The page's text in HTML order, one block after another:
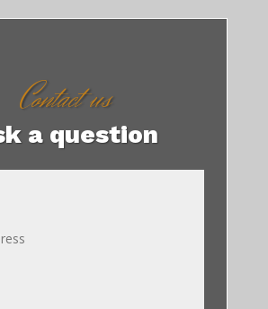
Contact us
a question